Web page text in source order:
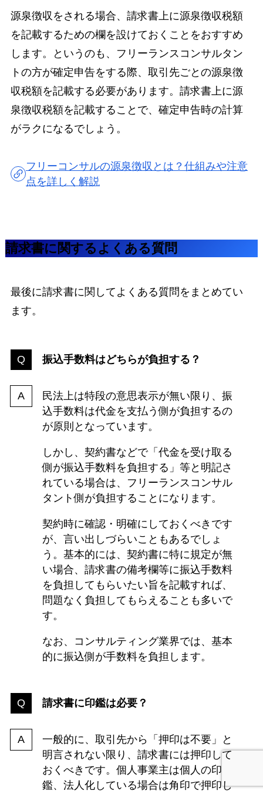
源泉徴収をされる場合、請求書上に源泉徴収税額
を記載するための欄を設けておくことをおすすめ
します。というのも、フリーランスコンサルタン
トの方が確定申告をする際、取引先ごとの源泉徴
収税額を記載する必要があります。請求書上に源
泉徴収税額を記載することで、確定申告時の計算
がラクになるでしょう。
フリーコンサルの源泉徴収とは？仕組みや注意
点を詳しく解説
請求書に関するよくある質問
最後に請求書に関してよくある質問をまとめてい
ます。
振込手数料はどちらが負担する？
民法上は特段の意思表示が無い限り、振
込手数料は代金を支払う側が負担するの
が原則となっています。
しかし、契約書などで「代金を受け取る
側が振込手数料を負担する」等と明記さ
れている場合は、フリーランスコンサル
タント側が負担することになります。
契約時に確認・明確にしておくべきです
が、言い出しづらいこともあるでしょ
う。基本的には、契約書に特に規定が無
い場合、請求書の備考欄等に振込手数料
を負担してもらいたい旨を記載すれば、
問題なく負担してもらえることも多いで
す。
なお、コンサルティング業界では、基本
的に振込側が手数料を負担します。
請求書に印鑑は必要？
一般的に、取引先から「押印は不要」と
明言されない限り、請求書には押印して
おくべきです。個人事業主は個人の印
鑑、法人化している場合は角印で押印し